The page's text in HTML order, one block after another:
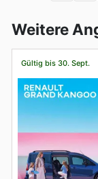
Weitere
Gültig bis 30. Sept.